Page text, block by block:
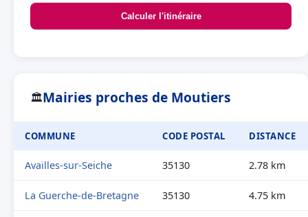
Calculer l'itinéraire
🏛Mairies proches de Moutiers
COMMUNE CODE POSTAL DISTANCE
Availles-sur-Seiche 35130 2.78 km
La Guerche-de-Bretagne 35130 4.75 km